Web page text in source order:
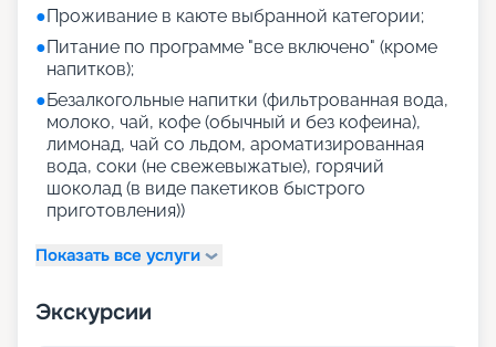
●Проживание в каюте выбранной категории;
●Питание по программе "все включено" (кроме
напитков);
●Безалкогольные напитки (фильтрованная вода,
молоко, чай, кофе (обычный и без кофеина),
лимонад, чай со льдом, ароматизированная
вода, соки (не свежевыжатые), горячий
шоколад (в виде пакетиков быстрого
приготовления))
Показать все услуги
Экскурсии